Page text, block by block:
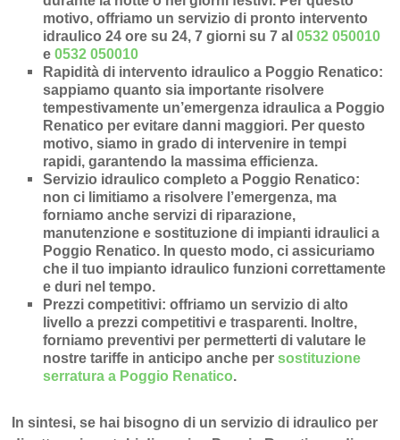
motivo, offriamo un servizio di pronto intervento
idraulico 24 ore su 24, 7 giorni su 7 al0532 050010
e0532 050010
Rapidità di intervento idraulico a Poggio Renatico:
sappiamo quanto sia importante risolvere
tempestivamente un’emergenza idraulica a Poggio
Renatico per evitare danni maggiori. Per questo
motivo, siamo in grado di intervenire intempi
rapidi, garantendo la massima efficienza.
Servizio idraulico completo a Poggio Renatico:
non ci limitiamo a risolvere l’emergenza, ma
forniamo ancheservizi di riparazione,
manutenzione esostituzione di impianti idraulici a
Poggio Renatico. In questo modo, ci assicuriamo
che il tuo impianto idraulico funzioni correttamente
e duri nel tempo.
Prezzi competitivi: offriamo unservizio di alto
livello a prezzi competitivi e trasparenti. Inoltre,
forniamo preventivi per permetterti di valutare le
nostre tariffe in anticipo anche persostituzione
serratura a Poggio Renatico.
In sintesi, se hai bisogno di un servizio di idraulico per